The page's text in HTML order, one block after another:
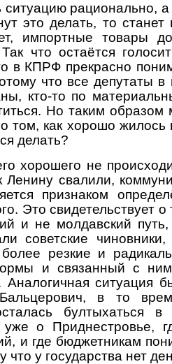
ситуацию рационально,
это делать, то
импортные товары
что остаётся
в КПРФ прекрасно
что все депутаты в
кто-то по
Но таким
том, как хорошо
делать?
хорошего не
Ленину свалили,
признаком
Это свидетельствует
и не молдавский
советские
резкие и
и связанный с
Аналогичная ситуация
в то
бултыхаться в
о Приднестровье,
и где бюджетникам
что у государства нет